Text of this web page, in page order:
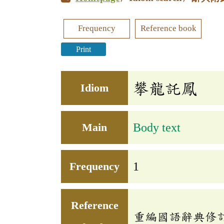
Frequency Reference book
Print
Idiom 攀龍託鳳
Main Body text
Frequency 1
Reference
重編國語辭典修